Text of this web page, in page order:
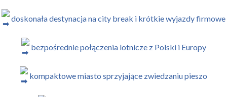
doskonała destynacja na city break i krótkie wyjazdy firmowe
bezpośrednie połączenia lotnicze z Polski i Europy
kompaktowe miasto sprzyjające zwiedzaniu pieszo